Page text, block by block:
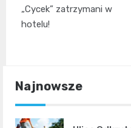
„Cycek” zatrzymani w
hotelu!
Najnowsze